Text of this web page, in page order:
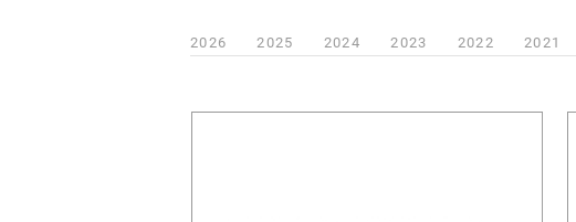
2026 2025 2024 2023 2022 2021